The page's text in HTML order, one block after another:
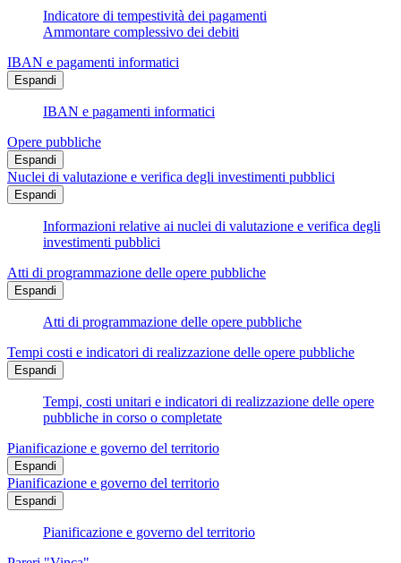
Indicatore di tempestività dei pagamenti
Ammontare complessivo dei debiti
IBAN e pagamenti informatici
Espandi
IBAN e pagamenti informatici
Opere pubbliche
Espandi
Nuclei di valutazione e verifica degli investimenti pubblici
Espandi
Informazioni relative ai nuclei di valutazione e verifica degli
investimenti pubblici
Atti di programmazione delle opere pubbliche
Espandi
Atti di programmazione delle opere pubbliche
Tempi costi e indicatori di realizzazione delle opere pubbliche
Espandi
Tempi, costi unitari e indicatori di realizzazione delle opere
pubbliche in corso o completate
Pianificazione e governo del territorio
Espandi
Pianificazione e governo del territorio
Espandi
Pianificazione e governo del territorio